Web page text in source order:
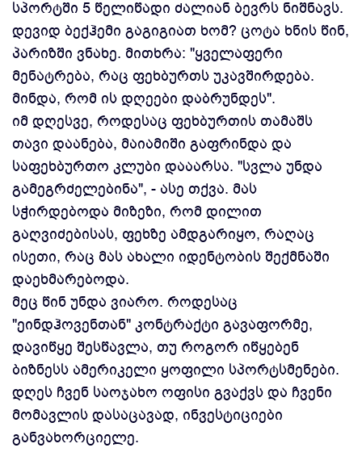
სპორტში 5 წელიწადი ძალიან ბევრს ნიშნავს.
დევიდ ბექჰემი გაგიგიათ ხომ? ცოტა ხნის წინ,
პარიზში ვნახე. მითხრა: "ყველაფერი
მენატრება, რაც ფეხბურთს უკავშირდება.
მინდა, რომ ის დღეები დაბრუნდეს".
იმ დღესვე, როდესაც ფეხბურთის თამაშს
თავი დაანება, მაიამიში გაფრინდა და
საფეხბურთო კლუბი დააარსა. "სვლა უნდა
გამეგრძელებინა", - ასე თქვა. მას
სჭირდებოდა მიზეზი, რომ დილით
გაღვიძებისას, ფეხზე ამდგარიყო, რაღაც
ისეთი, რაც მას ახალი იდენტობის შექმნაში
დაეხმარებოდა.
მეც წინ უნდა ვიარო. როდესაც
"ეინდჰოვენთან" კონტრაქტი გავაფორმე,
დავიწყე შესწავლა, თუ როგორ იწყებენ
ბიზნესს ამერიკელი ყოფილი სპორტსმენები.
დღეს ჩვენ საოჯახო ოფისი გვაქვს და ჩვენი
მომავლის დასაცავად, ინვესტიციები
განვახორციელე.